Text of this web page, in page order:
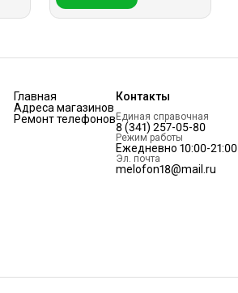
Главная
Адреса магазинов
Ремонт телефонов
Контакты
Единая справочная
8 (341) 257-05-80
Режим работы
Ежедневно 10:00-21:00
Эл. почта
melofon18@mail.ru